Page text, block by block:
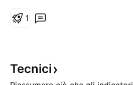
sporchi e non proprio
Personalmente sfrutterei queste
1
Tecnici